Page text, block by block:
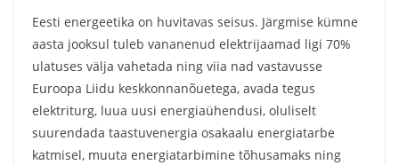
Eesti energeetika on huvitavas seisus. Järgmise kümne
aasta jooksul tuleb vananenud elektrijaamad ligi 70%
ulatuses välja vahetada ning viia nad vastavusse
Euroopa Liidu keskkonnanõuetega, avada tegus
elektriturg, luua uusi energiaühendusi, oluliselt
suurendada taastuvenergia osakaalu energiatarbe
katmisel, muuta energiatarbimine tõhusamaks ning